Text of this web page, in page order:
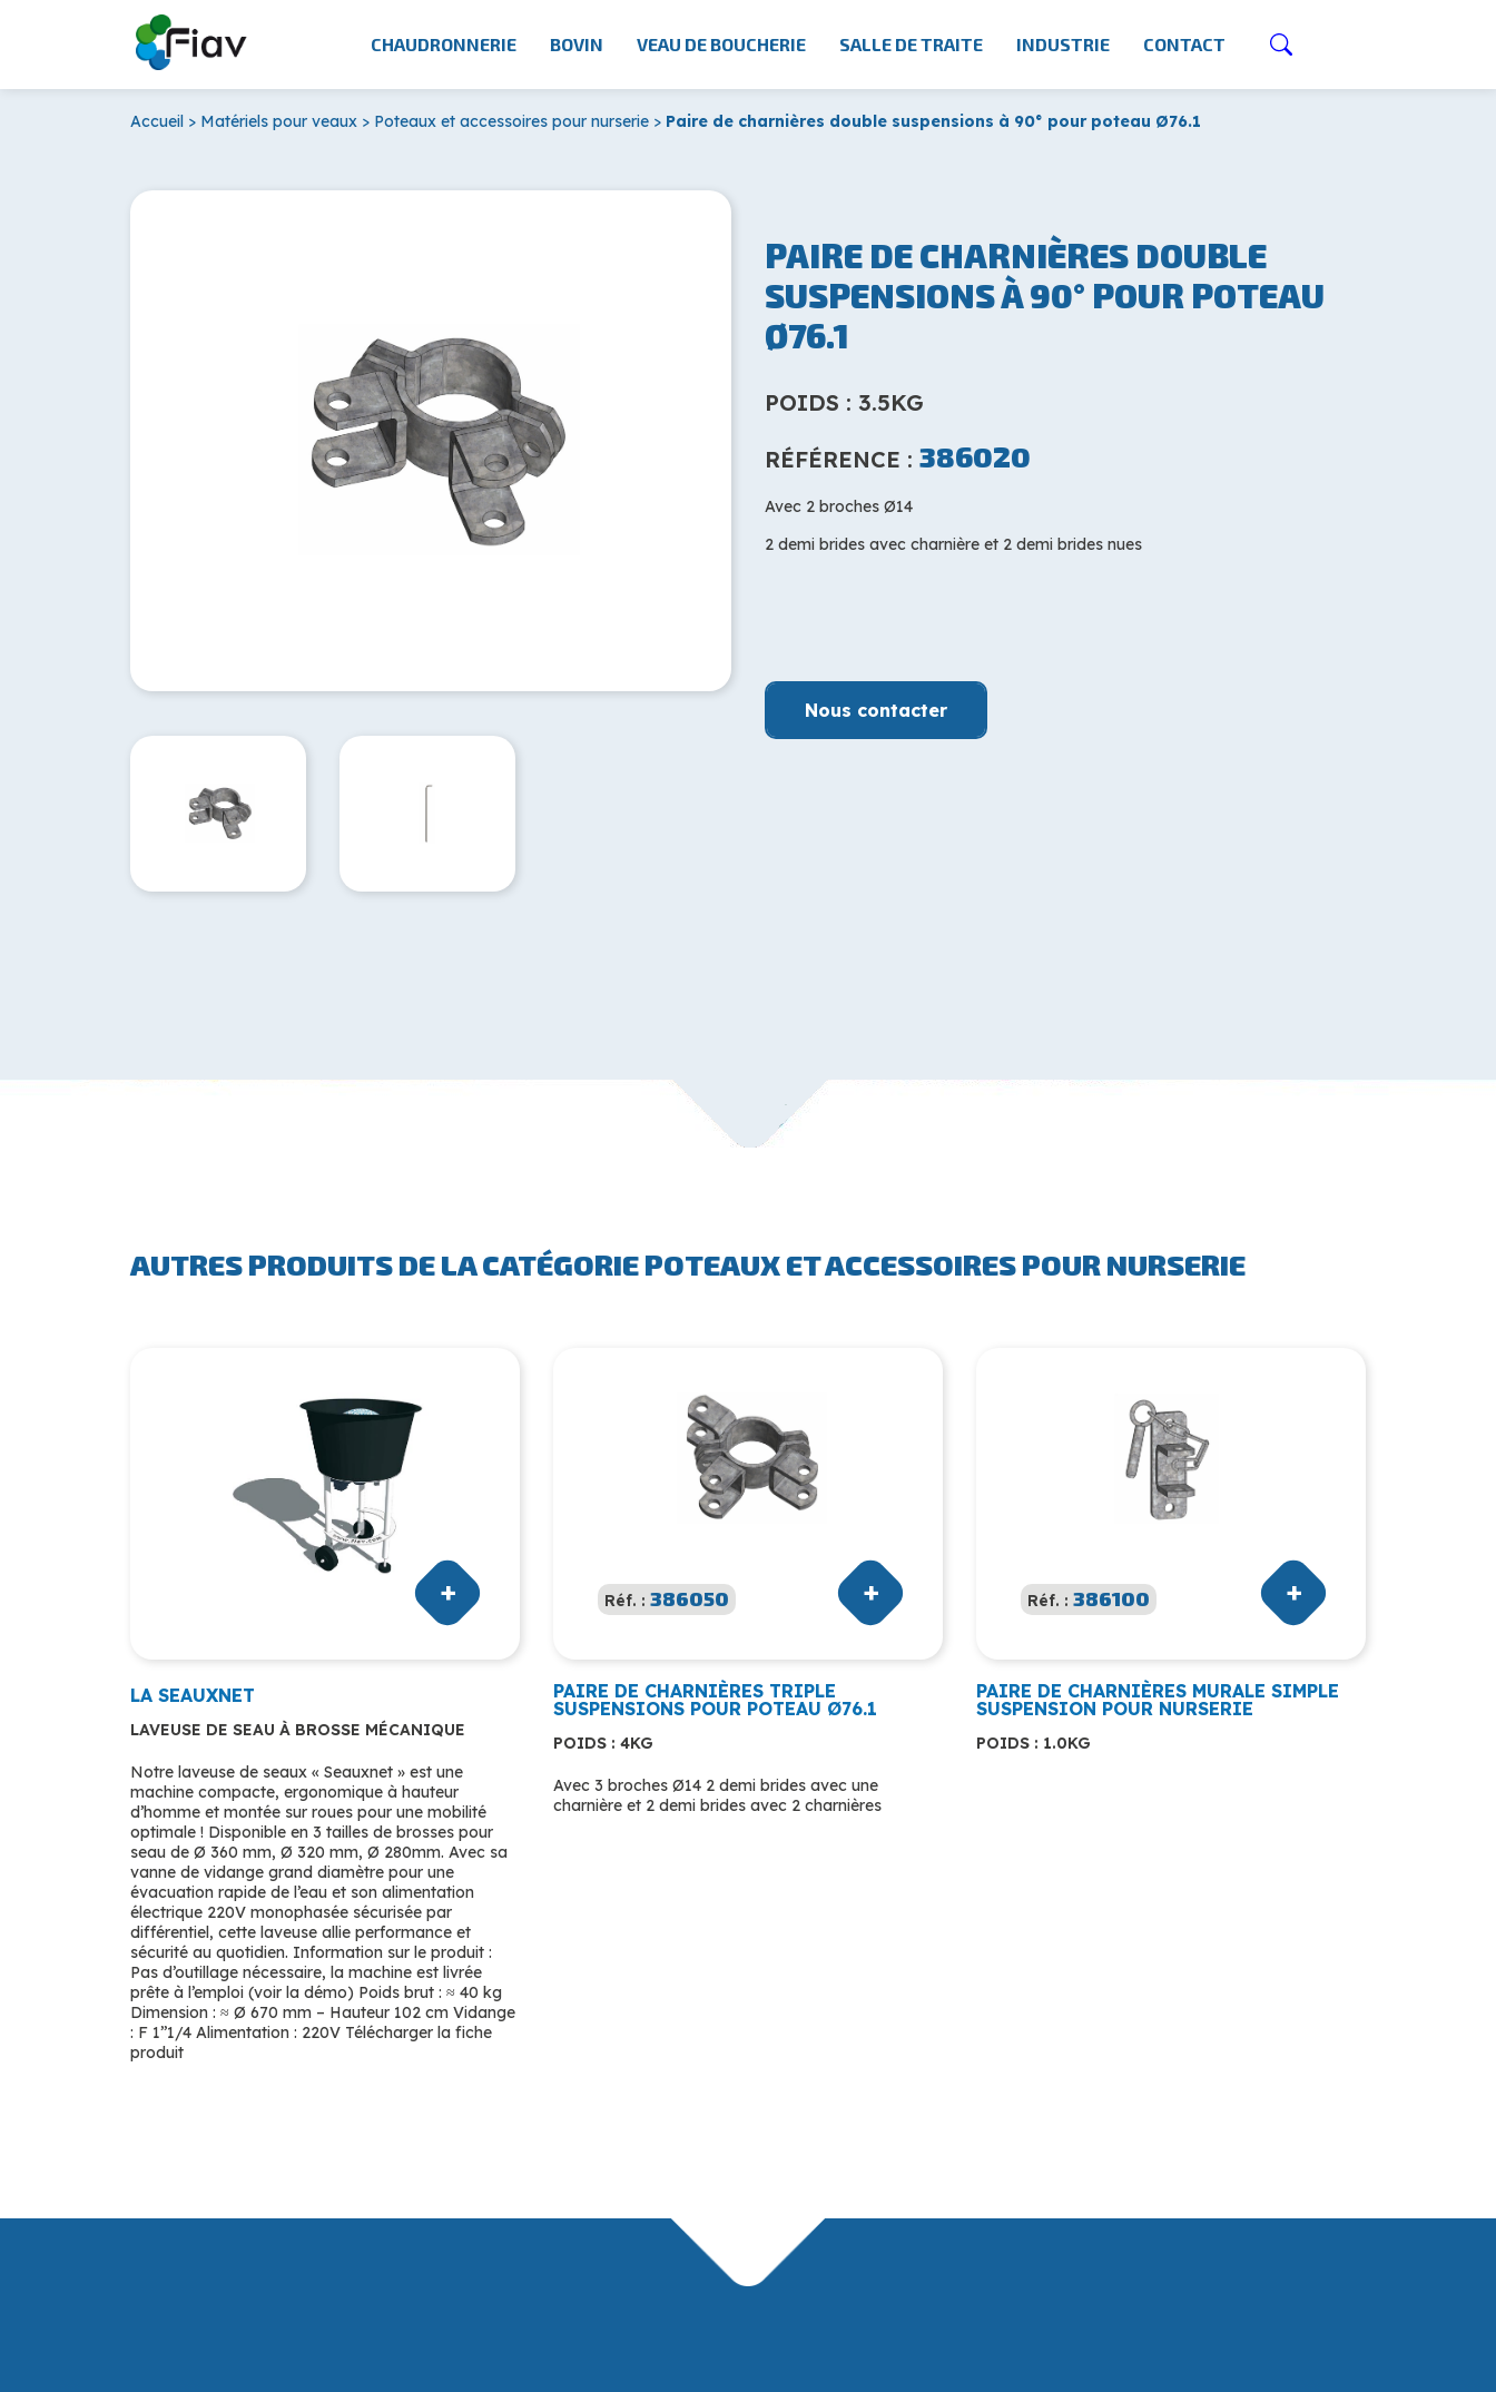
CHAUDRONNERIE BOVIN VEAU DE BOUCHERIE SALLE DE TRAITE INDUSTRIE CONTACT
Accueil > Matériels pour veaux > Poteaux et accessoires pour nurserie > Paire de charnières double suspensions à 90° pour poteau Ø76.1
PAIRE DE CHARNIÈRES DOUBLE
SUSPENSIONS À 90° POUR POTEAU
Ø76.1
POIDS : 3.5KG
RÉFÉRENCE : 386020
Avec 2 broches Ø14
2 demi brides avec charnière et 2 demi brides nues
Nous contacter
AUTRES PRODUITS DE LA CATÉGORIE POTEAUX ET ACCESSOIRES POUR NURSERIE
LA SEAUXNET
LAVEUSE DE SEAU À BROSSE MÉCANIQUE
Notre laveuse de seaux « Seauxnet » est une
machine compacte, ergonomique à hauteur
d’homme et montée sur roues pour une mobilité
optimale ! Disponible en 3 tailles de brosses pour
seau de Ø 360 mm, Ø 320 mm, Ø 280mm. Avec sa
vanne de vidange grand diamètre pour une
évacuation rapide de l’eau et son alimentation
électrique 220V monophasée sécurisée par
différentiel, cette laveuse allie performance et
sécurité au quotidien. Information sur le produit :
Pas d’outillage nécessaire, la machine est livrée
prête à l’emploi (voir la démo) Poids brut : ≈ 40 kg
Dimension : ≈ Ø 670 mm – Hauteur 102 cm Vidange
: F 1’’1/4 Alimentation : 220V Télécharger la fiche
produit
Réf. : 386050
PAIRE DE CHARNIÈRES TRIPLE
SUSPENSIONS POUR POTEAU Ø76.1
POIDS : 4KG
Avec 3 broches Ø14 2 demi brides avec une
charnière et 2 demi brides avec 2 charnières
Réf. : 386100
PAIRE DE CHARNIÈRES MURALE SIMPLE
SUSPENSION POUR NURSERIE
POIDS : 1.0KG